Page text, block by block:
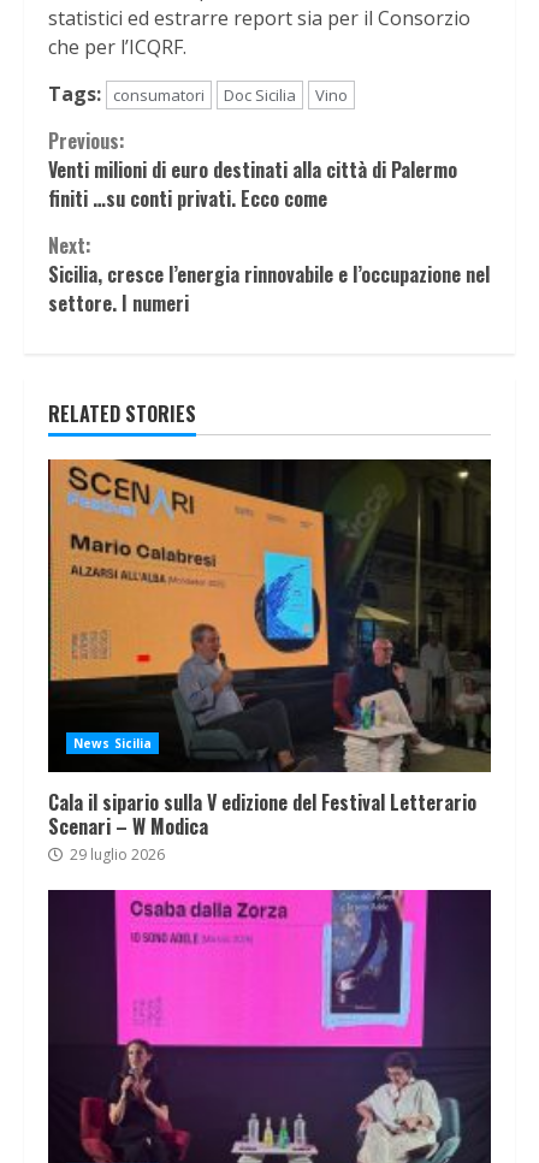
statistici ed estrarre report sia per il Consorzio
che per l’ICQRF.
Tags:
consumatori Doc Sicilia Vino
Continue
Reading
Previous:
Venti milioni di euro destinati alla città di Palermo
finiti …su conti privati. Ecco come
Next:
Sicilia, cresce l’energia rinnovabile e l’occupazione nel
settore. I numeri
RELATED STORIES
News Sicilia
Cala il sipario sulla V edizione del Festival Letterario
Scenari – W Modica
29 luglio 2026